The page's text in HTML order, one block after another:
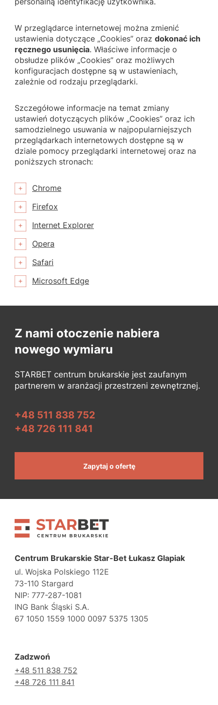
W przeglądarce internetowej można zmienić
ustawienia dotyczące „Cookies” oraz dokonać ich
ręcznego usunięcia. Właściwe informacje o
obsłudze plików „Cookies” oraz możliwych
konfiguracjach dostępne są w ustawieniach,
zależnie od rodzaju przeglądarki.
Szczegółowe informacje na temat zmiany
ustawień dotyczących plików „Cookies” oraz ich
samodzielnego usuwania w najpopularniejszych
przeglądarkach internetowych dostępne są w
dziale pomocy przeglądarki internetowej oraz na
poniższych stronach:
Chrome
Firefox
Internet Explorer
Opera
Safari
Microsoft Edge
Z nami otoczenie nabiera
nowego wymiaru
STARBET centrum brukarskie jest zaufanym
partnerem w aranżacji przestrzeni zewnętrznej.
+48 511 838 752
+48 726 111 841
Zapytaj o ofertę
Centrum Brukarskie Star-Bet Łukasz Glapiak
ul. Wojska Polskiego 112E
73-110 Stargard
NIP: 777-287-1081
ING Bank Śląski S.A.
67 1050 1559 1000 0097 5375 1305
Zadzwoń
+48 511 838 752
+48 726 111 841